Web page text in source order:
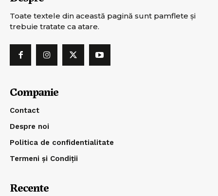
Toate textele din această pagină sunt pamflete şi
trebuie tratate ca atare.
Companie
Contact
Despre noi
Politica de confidentialitate
Termeni și Condiții
Recente